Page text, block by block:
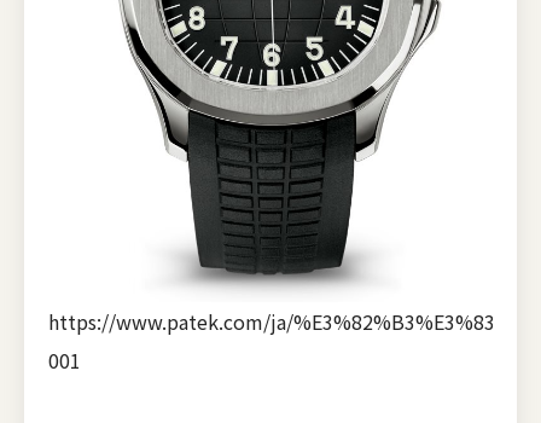
https://www.patek.com/ja/
001